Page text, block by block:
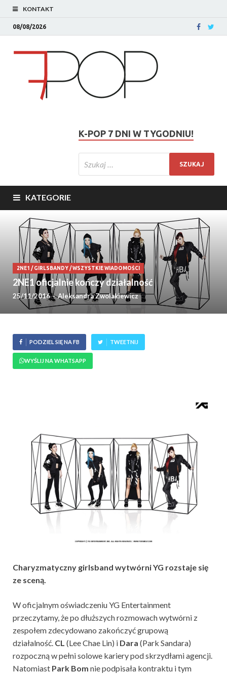
KONTAKT
08/08/2026
K-POP 7 DNI W TYGODNIU!
KATEGORIE
2NE1 /GIRLSBANDY/WSZYSTKIE WIADOMOŚCI
2NE1 oficjalnie kończy działalność
25/11/2016-Aleksandra Zwolakiewicz
PODZIEL SIĘ NA FB TWEETNIJ
WYŚLIJ NA WHATSAPP
Charyzmatyczny girlsband wytwórni YG rozstaje się
ze sceną.
W oficjalnym oświadczeniu YG Entertainment
przeczytamy, że po dłuższych rozmowach wytwórni z
zespołem zdecydowano zakończyć grupową
działalność. CL (Lee Chae Lin) i Dara (Park Sandara)
rozpoczną w pełni solowe kariery pod skrzydłami agencji.
Natomiast Park Bom nie podpisała kontraktu i tym